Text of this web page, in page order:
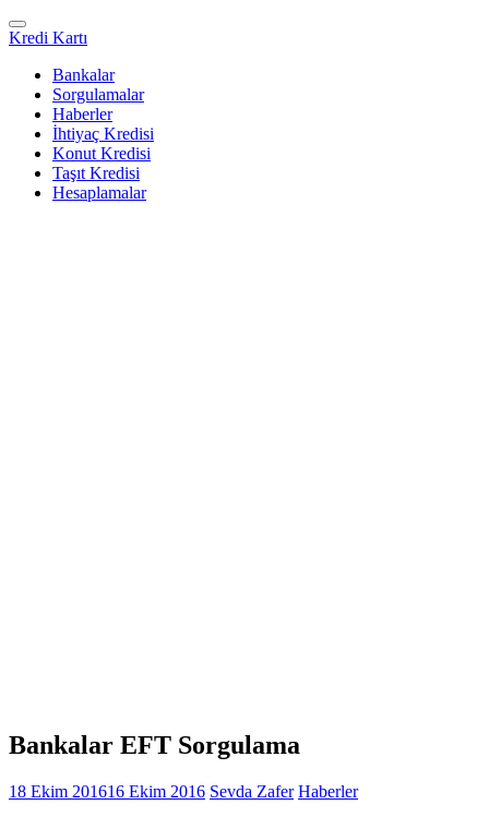
Kredi Kartı
Bankalar
Sorgulamalar
Haberler
İhtiyaç Kredisi
Konut Kredisi
Taşıt Kredisi
Hesaplamalar
Bankalar EFT Sorgulama
18 Ekim 201616 Ekim 2016 Sevda Zafer Haberler